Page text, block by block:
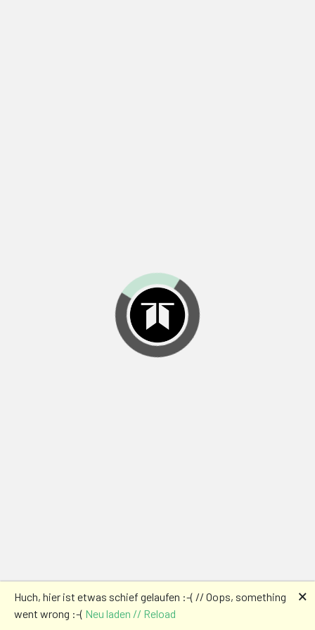
Huch, hier ist etwas schief gelaufen :-( // Oops, something
went wrong :-( Neu laden // Reload
🗙